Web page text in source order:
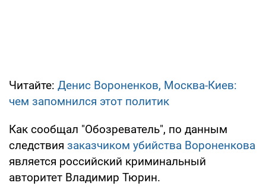
Читайте: Денис Вороненков, Москва-Киев:
чем запомнился этот политик
Как сообщал "Обозреватель", по данным
следствия заказчиком убийства Вороненкова
является российский криминальный
авторитет Владимир Тюрин.